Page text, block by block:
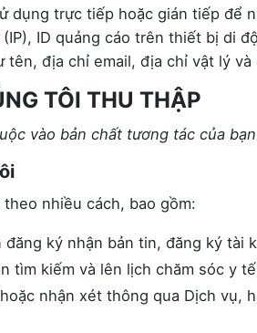
trực tiếp hoặc gián tiếp để
ID quảng cáo trên thiết bị di
địa chỉ email, địa chỉ vật lý
TÔI THU THẬP
vào bản chất tương tác của
nhiều cách, bao gồm:
đăng ký nhận bản tin, đăng ký tài
tìm kiếm và lên lịch chăm sóc y
nhận xét thông qua Dịch